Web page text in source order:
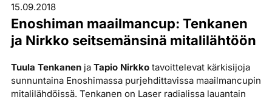
15.09.2018
Enoshiman maailmancup: Tenkanen
ja Nirkko seitsemänsinä mitalilähtöön
Tuula Tenkanenja Tapio Nirkko tavoittelevat kärkisijoja
sunnuntaina Enoshimassa purjehdittavissa maailmancupin
mitalilähdöissä. Tenkanen on Laser radialissa lauantain